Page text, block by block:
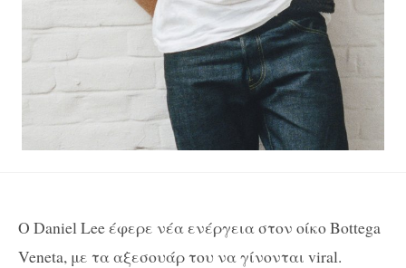
Ο Daniel Lee έφερε νέα ενέργεια στον οίκο Bottega
Veneta, με τα αξεσουάρ του να γίνονται viral.